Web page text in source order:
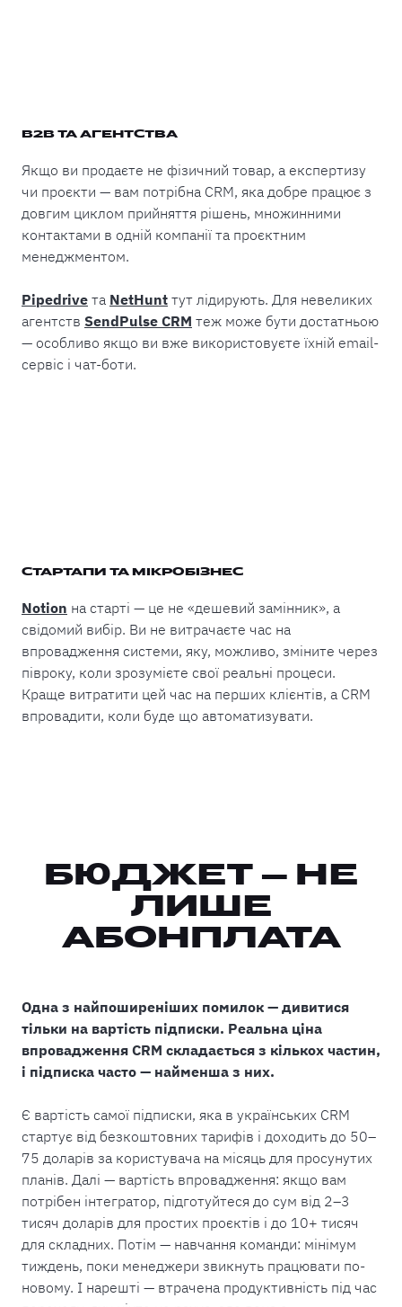
B2B ТА АГЕНТСТВА
Якщо ви продаєте не фізичний товар, а експертизу
чи проєкти — вам потрібна CRM, яка добре працює з
довгим циклом прийняття рішень, множинними
контактами в одній компанії та проєктним
менеджментом.
Pipedrive та NetHunt тут лідирують. Для невеликих
агентств SendPulse CRM теж може бути достатньою
— особливо якщо ви вже використовуєте їхній email-
сервіс і чат-боти.
СТАРТАПИ ТА МІКРОБІЗНЕС
Notion на старті — це не «дешевий замінник», а
свідомий вибір. Ви не витрачаєте час на
впровадження системи, яку, можливо, зміните через
півроку, коли зрозумієте свої реальні процеси.
Краще витратити цей час на перших клієнтів, а CRM
впровадити, коли буде що автоматизувати.
БЮДЖЕТ — НЕ
ЛИШЕ
АБОНПЛАТА
Одна з найпоширеніших помилок — дивитися
тільки на вартість підписки. Реальна ціна
впровадження CRM складається з кількох частин,
і підписка часто — найменша з них.
Є вартість самої підписки, яка в українських CRM
стартує від безкоштовних тарифів і доходить до 50–
75 доларів за користувача на місяць для просунутих
планів. Далі — вартість впровадження: якщо вам
потрібен інтегратор, підготуйтеся до сум від 2–3
тисяч доларів для простих проєктів і до 10+ тисяч
для складних. Потім — навчання команди: мінімум
тиждень, поки менеджери звикнуть працювати по-
новому. І нарешті — втрачена продуктивність під час